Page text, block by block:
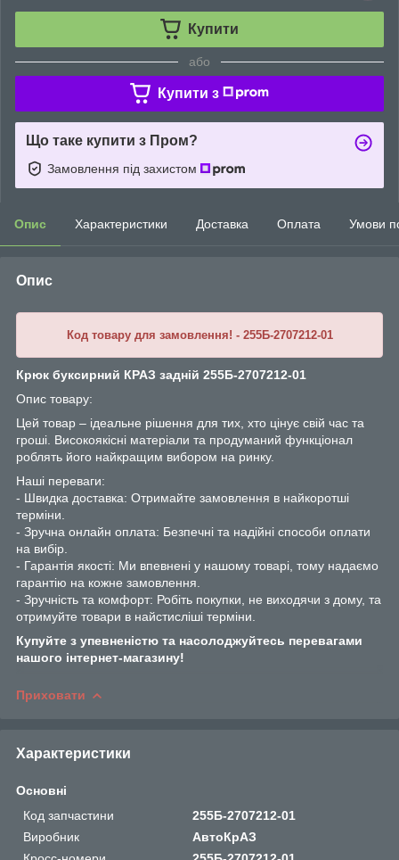
Купити
або
Купити з
Що таке купити з Пром?
Замовлення під захистом
Опис Характеристики Доставка Оплата Умови
Опис
Код товару для замовлення! - 255Б-2707212-01
Крюк буксирний КРАЗ задній 255Б-2707212-01
Опис товару:
Цей товар – ідеальне рішення для тих, хто цінує свій час та
гроші. Високоякісні матеріали та продуманий функціонал
роблять його найкращим вибором на ринку.
Наші переваги:
- Швидка доставка: Отримайте замовлення в найкоротші
терміни.
- Зручна онлайн оплата: Безпечні та надійні способи оплати
на вибір.
- Гарантія якості: Ми впевнені у нашому товарі, тому надаємо
гарантію на кожне замовлення.
- Зручність та комфорт: Робіть покупки, не виходячи з дому, та
отримуйте товари в найстисліші терміни.
Купуйте з упевненістю та насолоджуйтесь перевагами
нашого інтернет-магазину!
Приховати
Характеристики
Основні
Код запчастини
255Б-2707212-01
Виробник
АвтоКрАЗ